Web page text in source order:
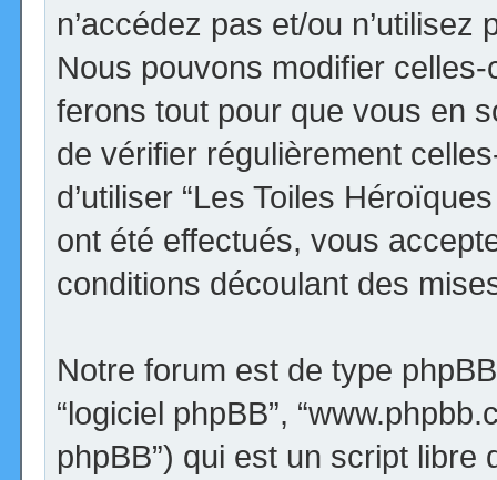
n’accédez pas et/ou n’utilisez
Nous pouvons modifier
ferons tout pour que vous en
de vérifier régulièrement
d’utiliser “Les Toiles
ont été effectués, vous
conditions découlant des
Notre forum est de type phpBB
“logiciel phpBB”,
phpBB”) qui est un script